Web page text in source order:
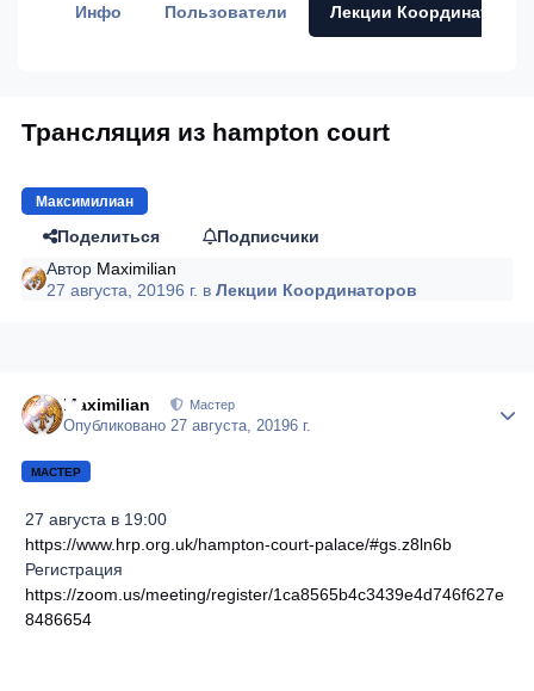
Инфо Пользователи Лекции Координаторов
Трансляция из hampton court
Максимилиан
Поделиться
Подписчики
Автор Maximilian
27 августа, 20196 г. вЛекции Координаторов
Maximilian Мастер
Опубликовано27 августа, 20196 г.
МАСТЕР
27 августа в 19:00
https://www.hrp.org.uk/hampton-court-palace/#gs.z8ln6b
Регистрация
https://zoom.us/meeting/register/1ca8565b4c3439e4d746f627e
8486654